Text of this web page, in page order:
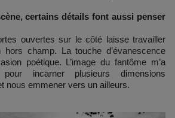
certains détails font aussi penser
ouvertes sur le côté laisse travailler
hors champ. La touche d’évanescence
poétique. L’image du fantôme m’a
incarner plusieurs dimensions
nous emmener vers un ailleurs.